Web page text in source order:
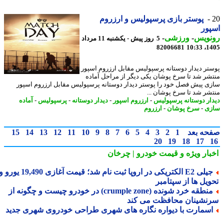
پوستر بازی پرسپولیس و ارزروم
-ورزشی-
5 روز پیش - یکشنبه 11 مرداد
82006681
دیدار دوستانه پرسپولیس مقابل ارزروم اسپور
شد تا سرخ پوشان یکی دیگر از مراحل آماده
پیش فصل خود را پوستر دیدار دوستانه پرسپولیس مقابل ارزروم اسپور
شد تا سرخ پوشان ...
دوستانه پرسپولیس-ارزروم اسپور-دیدار دوستانه-پرسپولیس-آماده
- سرخ پوشان-ارزروم
بعد 1
2
3
4
5
6
7
8
9
10
11
12
13
14
15
17
18
19
20
ویژهو قیمت خودرو | چرخان
جیلی E2 الکتریکی در اروپا ثبت نام شد؛ قیمت آغازی 19,490 یورو و
ها از سپتامبر
منطقه خرد شونده (crumple zone) در خودرو چیست و چگونه از
محافظت می کند
با دیواره نگاره های شهری طراحی خودروی شهری جدید